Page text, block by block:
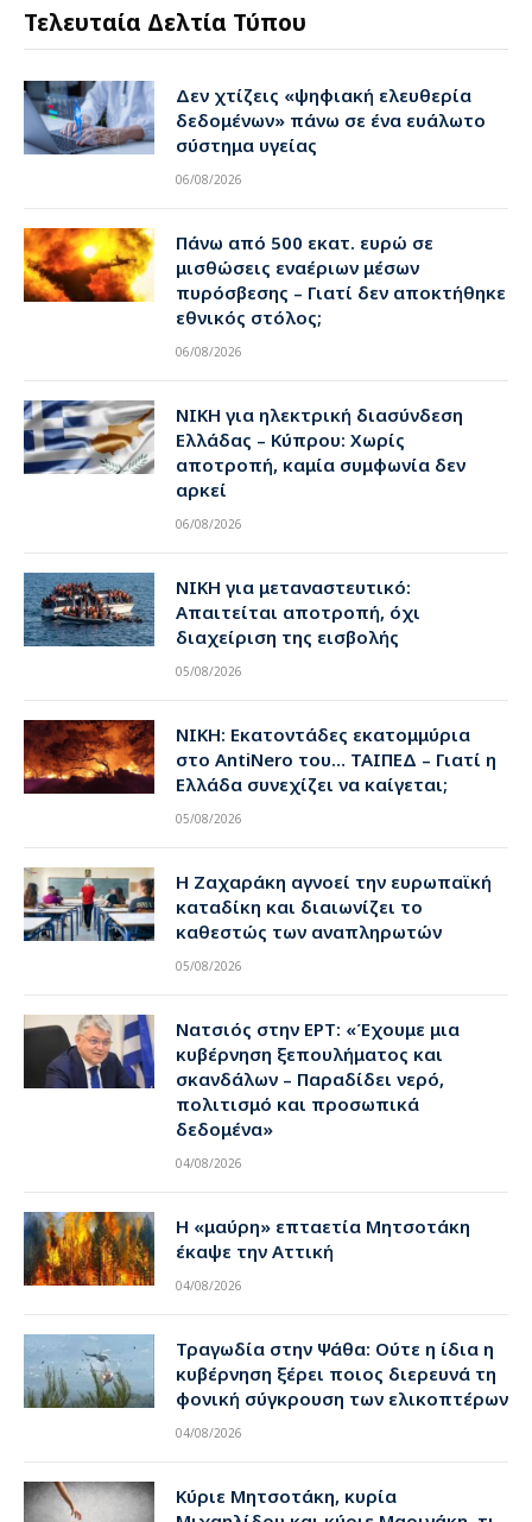
Τελευταία Δελτία Τύπου
Δεν χτίζεις «ψηφιακή ελευθερία
δεδομένων» πάνω σε ένα ευάλωτο
σύστημα υγείας
06/08/2026
Πάνω από 500 εκατ. ευρώ σε
μισθώσεις εναέριων μέσων
πυρόσβεσης – Γιατί δεν αποκτήθηκε
εθνικός στόλος;
06/08/2026
ΝΙΚΗ για ηλεκτρική διασύνδεση
Ελλάδας – Κύπρου: Χωρίς
αποτροπή, καμία συμφωνία δεν
αρκεί
06/08/2026
ΝΙΚΗ για μεταναστευτικό:
Απαιτείται αποτροπή, όχι
διαχείριση της εισβολής
05/08/2026
ΝΙΚΗ: Εκατοντάδες εκατομμύρια
στο AntiNero του… ΤΑΙΠΕΔ – Γιατί η
Ελλάδα συνεχίζει να καίγεται;
05/08/2026
Η Ζαχαράκη αγνοεί την ευρωπαϊκή
καταδίκη και διαιωνίζει το
καθεστώς των αναπληρωτών
05/08/2026
Νατσιός στην ΕΡΤ: «Έχουμε μια
κυβέρνηση ξεπουλήματος και
σκανδάλων – Παραδίδει νερό,
πολιτισμό και προσωπικά
δεδομένα»
04/08/2026
Η «μαύρη» επταετία Μητσοτάκη
έκαψε την Αττική
04/08/2026
Τραγωδία στην Ψάθα: Ούτε η ίδια η
κυβέρνηση ξέρει ποιος διερευνά τη
φονική σύγκρουση των ελικοπτέρων
04/08/2026
Κύριε Μητσοτάκη, κυρία